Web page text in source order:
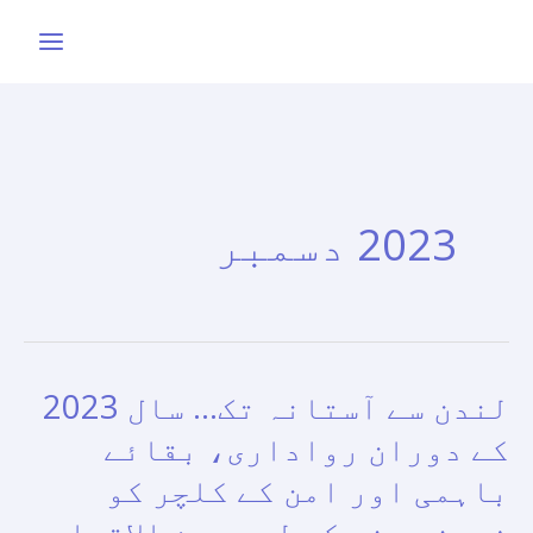
2023 دسمبر
لندن سے آستانہ تک… سال 2023
کے دوران رواداری، بقائے
باہمی اور امن کے کلچر کو
لندن
آستانہ
تک…